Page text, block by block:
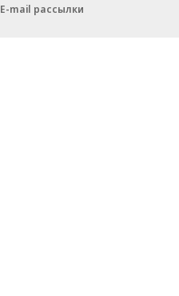
E-mail рассылки